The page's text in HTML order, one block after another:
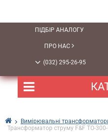
ПІДБІР АНАЛОГУ
ПРО НАС
(032) 295-26-95
Вимірювальні
Трансформатор струму F&F TO-